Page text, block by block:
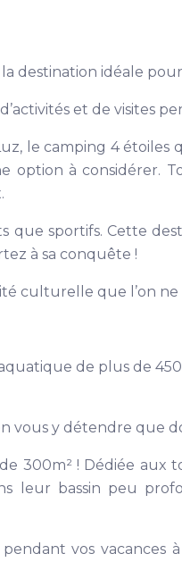
destination idéale
et de visites
le camping 4 étoiles
option à
sportifs. Cette
à sa conquête !
culturelle que l’on
de plus de
vous y détendre que
300m² ! Dédiée
leur bassin peu
vos vacances